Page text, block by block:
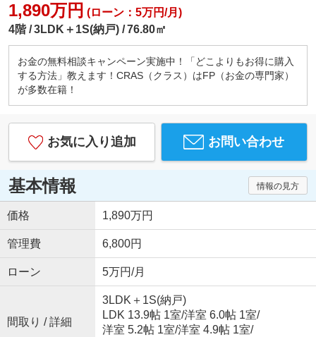
1,890万円 (ローン：5万円/月)
4階 3LDK＋1S(納戸) 76.80㎡
お金の無料相談キャンペーン実施中！「どこよりもお得に購入
する方法」教えます！CRAS（クラス）はFP（お金の専門家）
が多数在籍！
お気に入り追加 お問い合わせ
基本情報 情報の見方
価格 1,890万円
管理費 6,800円
ローン 5万円/月
間取り / 詳細
3LDK＋1S(納戸)
LDK 13.9帖 1室/洋室 6.0帖 1室/
洋室 5.2帖 1室/洋室 4.9帖 1室/